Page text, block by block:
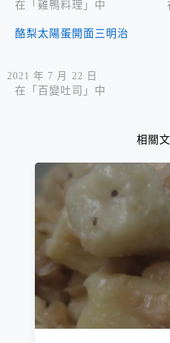
在「雞鴨料理」中
酪梨太陽蛋開面三明治
2021 年 7 月 22 日
在「百變吐司」中
相關